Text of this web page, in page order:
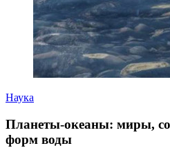
Наука
Планеты-океаны: миры,
форм воды